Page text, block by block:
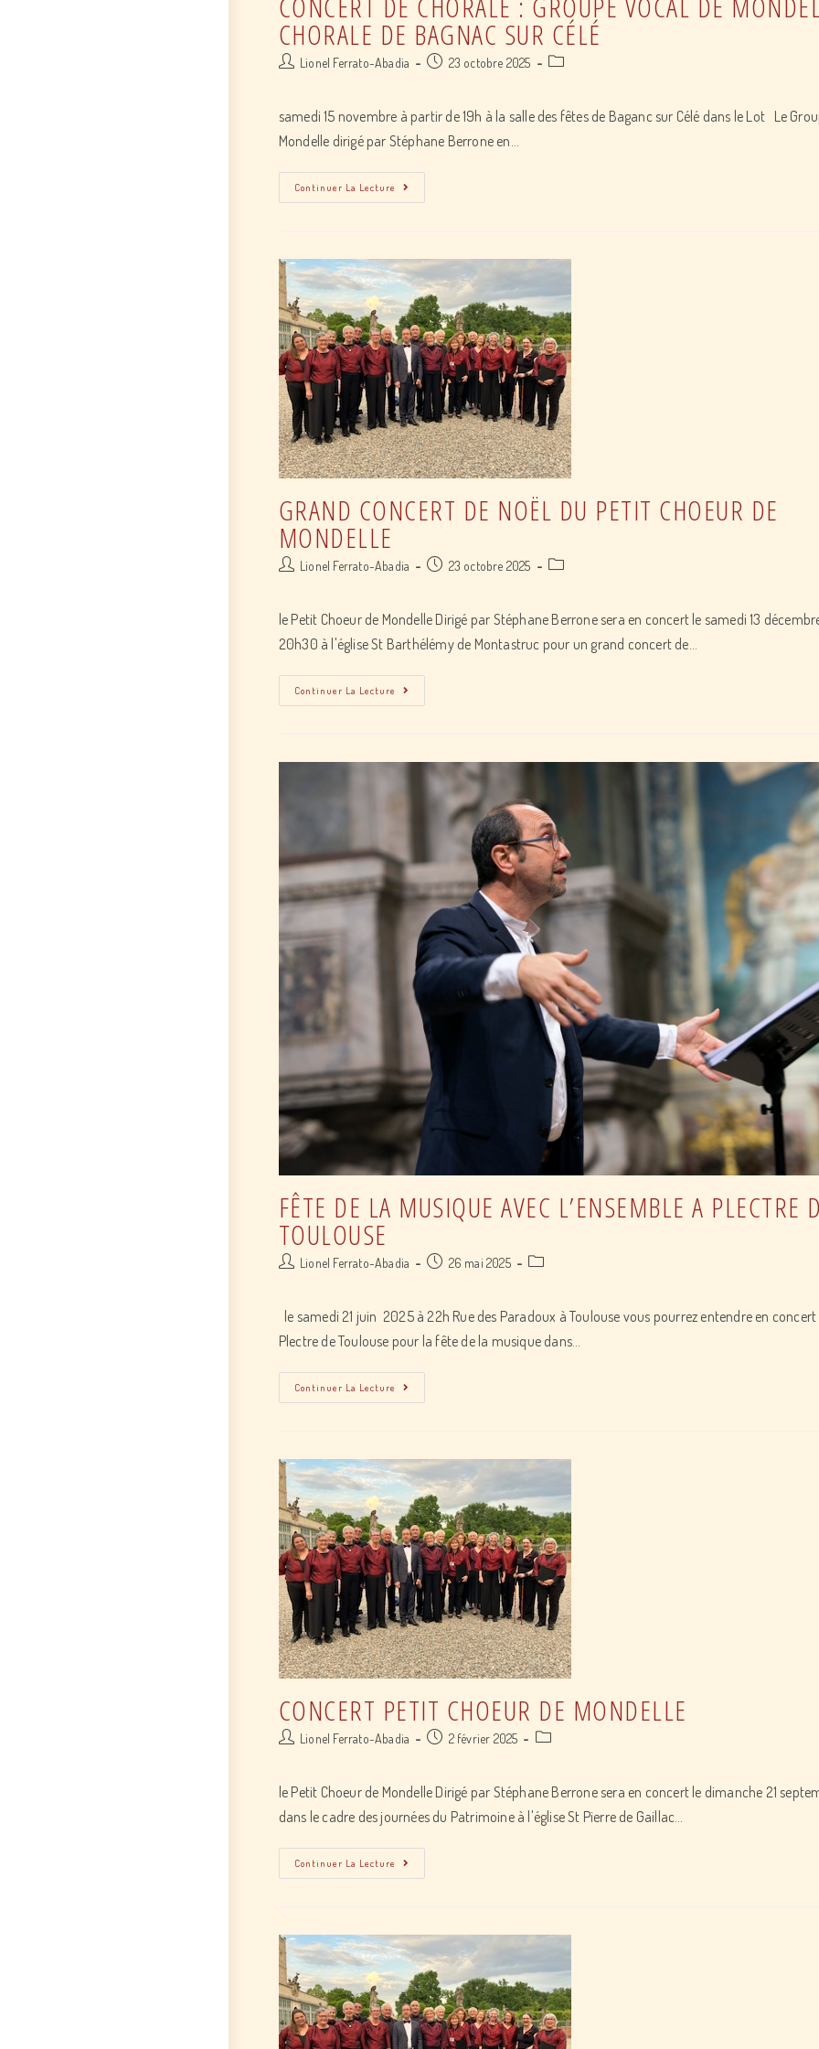
CHORALE DE BAGNAC SUR CÉLÉ
Post Lionel Ferrato-Abadia
Post 23 octobre 2025
Post
samedi 15 novembre à partir de 19h à la salle des fêtes de Baganc sur Célé dans le Lot Le
Mondelle dirigé par Stéphane Berrone en…
Continuer La Lecture
de
Groupe
Vocal
De
Mondelle
et
chorale
de
Bagnac
sur
Célé
GRAND CONCERT DE NOËL DU PETIT CHOEUR DE
MONDELLE
Post Lionel Ferrato-Abadia
Post 23 octobre 2025
Post
le Petit Choeur de Mondelle Dirigé par Stéphane Berrone sera en concert le samedi 13
20h30 à l'église St Barthélémy de Montastruc pour un grand concert de…
Continuer La Lecture
Concert
Choeur
Mondelle
FÊTE DE LA MUSIQUE AVEC L’ENSEMBLE A PLECTRE
TOULOUSE
Post Lionel Ferrato-Abadia
Post 26 mai 2025
Post
le samedi 21 juin 2025 à 22h Rue des Paradoux à Toulouse vous pourrez entendre en
Plectre de Toulouse pour la fête de la musique dans…
Continuer La Lecture
de
avec
l’Ensemble
A
Plectre
de
Toulouse
CONCERT PETIT CHOEUR DE MONDELLE
Post Lionel Ferrato-Abadia
Post 2 février 2025
Post
le Petit Choeur de Mondelle Dirigé par Stéphane Berrone sera en concert le dimanche 21
dans le cadre des journées du Patrimoine à l'église St Pierre de Gaillac…
Continuer La Lecture
Petit
Mondelle